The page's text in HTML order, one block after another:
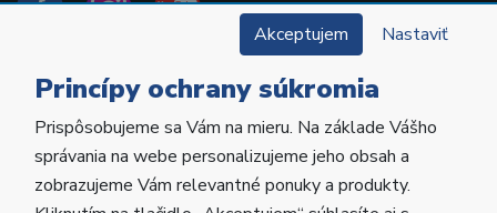
Copyright © 2022 Hu-Fa Dental a.s. Všetky práva
vyhradené.
Akceptujem Nastaviť
Princípy ochrany súkromia
Prispôsobujeme sa Vám na mieru. Na základe Vášho
správania na webe personalizujeme jeho obsah a
zobrazujeme Vám relevantné ponuky a produkty.